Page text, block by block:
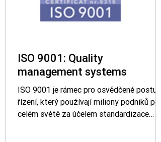
ISO 9001: Quality
management systems
ISO 9001 je rámec pro osvědčené postupy
řízení, který používají miliony podniků po
celém světě za účelem standardizace